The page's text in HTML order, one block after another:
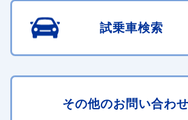
試乗車検索
その他のお問い合わせ